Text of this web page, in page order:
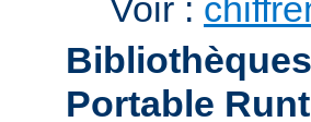
Voir :
Portable